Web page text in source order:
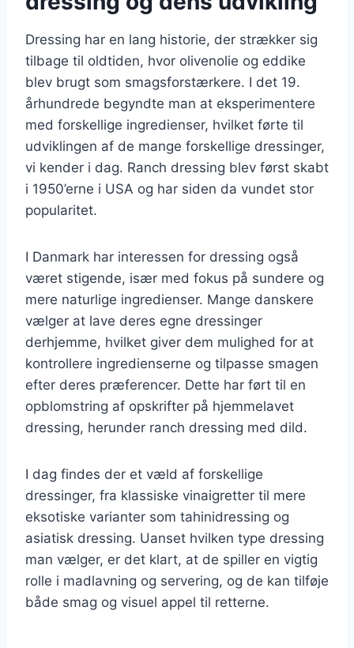
Dressing har en lang historie, der strækker sig
tilbage til oldtiden, hvor olivenolie og eddike
blev brugt som smagsforstærkere. I det 19.
århundrede begyndte man at eksperimentere
med forskellige ingredienser, hvilket førte til
udviklingen af de mange forskellige dressinger,
vi kender i dag. Ranch dressing blev først skabt
i 1950’erne i USA og har siden da vundet stor
popularitet.
I Danmark har interessen for dressing også
været stigende, især med fokus på sundere og
mere naturlige ingredienser. Mange danskere
vælger at lave deres egne dressinger
derhjemme, hvilket giver dem mulighed for at
kontrollere ingredienserne og tilpasse smagen
efter deres præferencer. Dette har ført til en
opblomstring af opskrifter på hjemmelavet
dressing, herunder ranch dressing med dild.
I dag findes der et væld af forskellige
dressinger, fra klassiske vinaigretter til mere
eksotiske varianter som tahinidressing og
asiatisk dressing. Uanset hvilken type dressing
man vælger, er det klart, at de spiller en vigtig
rolle i madlavning og servering, og de kan tilføje
både smag og visuel appel til retterne.